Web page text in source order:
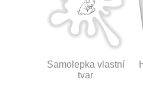
Samolepka vlastní
tvar